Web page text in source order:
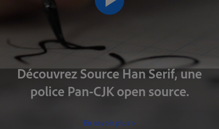
Découvrez Source Han Serif, une
police Pan-CJK open source.
En savoir plus >